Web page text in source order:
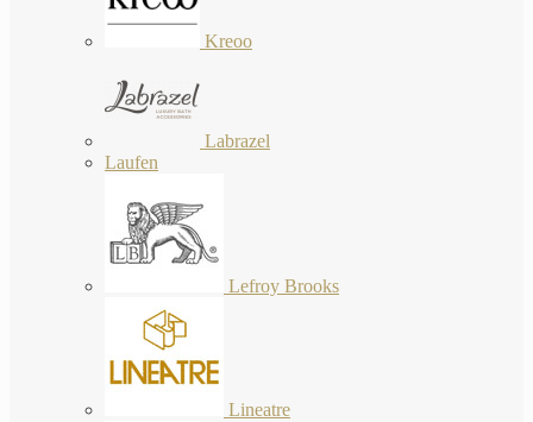
Kreoo
Labrazel
Laufen
Lefroy Brooks
Lineatre